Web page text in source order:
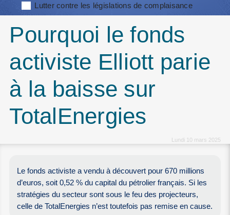
Lutter contre les législations de complaisance
Pourquoi le fonds
activiste Elliott parie
à la baisse sur
TotalEnergies
Lundi 10 mars 2025
Le fonds activiste a vendu à découvert pour 670 millions
d’euros, soit 0,52 % du capital du pétrolier français. Si les
stratégies du secteur sont sous le feu des projecteurs,
celle de TotalEnergies n’est toutefois pas remise en cause.